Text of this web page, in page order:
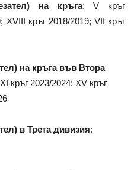
на кръга: V кръг
XVIII кръг 2018/2019; VII кръг
на кръга във Втора
кръг 2023/2024; XV кръг
в Трета дивизия: